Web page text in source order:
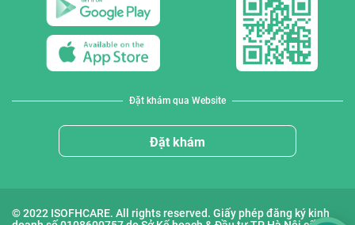
Đặt khám qua Website
Đặt khám
© 2022 ISOFHCARE. All rights reserved. Giấy phép đăng ký kinh